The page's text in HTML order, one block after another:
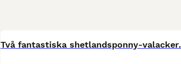
Två fantastiska shetlandsponny-valacker.